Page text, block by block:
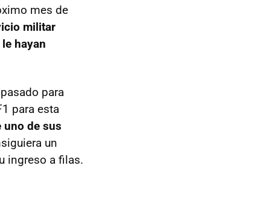
mes de
militar
le hayan
para
para esta
uno de sus
un
ingreso a filas.